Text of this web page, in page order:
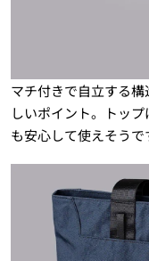
マチ付きで自立する
しいポイント。トッ
も安心して使えそうで